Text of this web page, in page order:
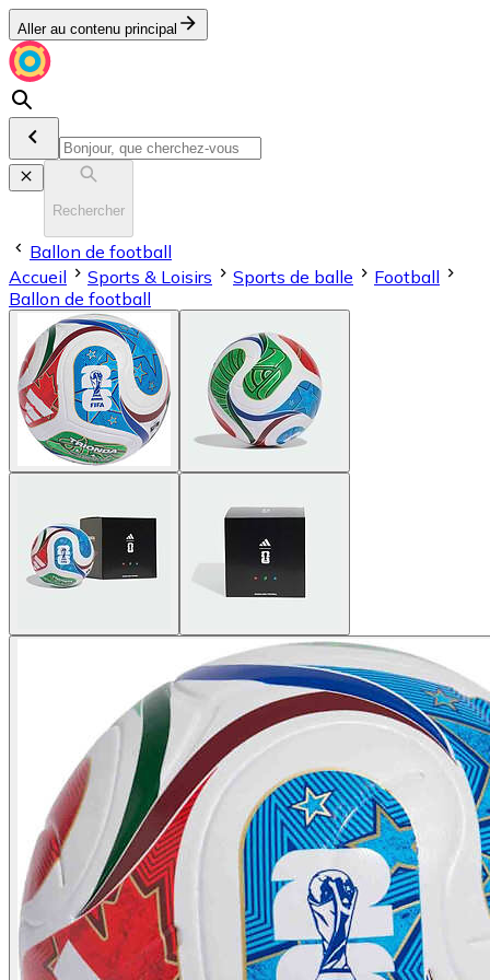
Aller au contenu principal
Rechercher
Ballon de football
Accueil
Sports & Loisirs Sports de balle
Football
Ballon de football